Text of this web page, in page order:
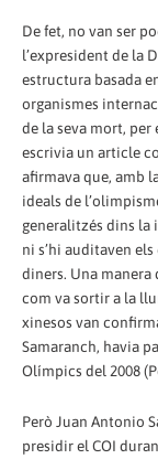
De fet, no van ser
l’expresident de la
estructura basada
organismes
de la seva mort, per
escrivia un article
afirmava que, amb
ideals de
generalitzés dins la
ni s’hi auditaven
diners. Una manera
com va sortir a la
xinesos van
Samaranch, havia
Olímpics del 2008
Però Juan Antonio
presidir el COI